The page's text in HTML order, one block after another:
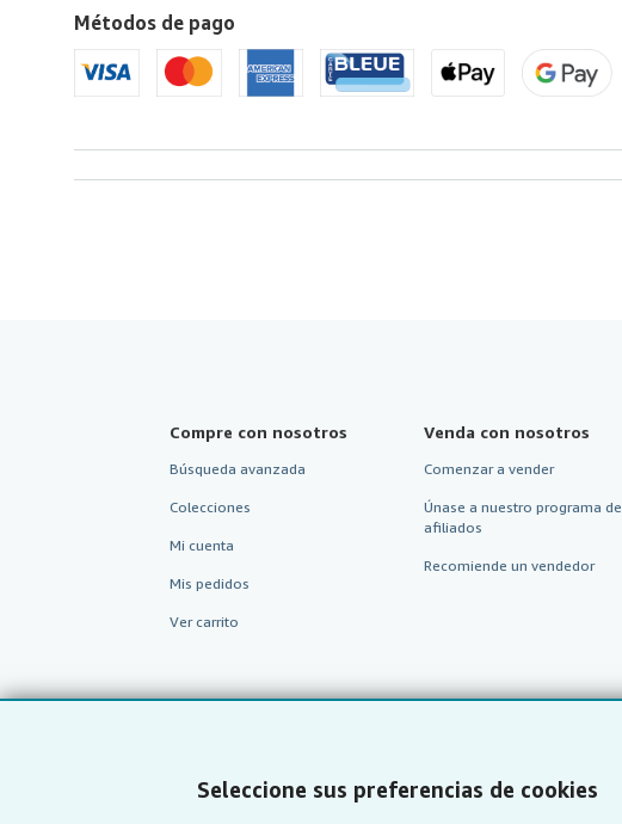
Seleccione sus preferencias de cookies
Estados
Unidos
de
America
Métodos de pago
Compre con nosotros
Búsqueda avanzada
Colecciones
Mi cuenta
Mis pedidos
Ver carrito
Venda con nosotros
Comenzar a vender
Únase a nuestro programa de
afiliados
Recomiende un vendedor